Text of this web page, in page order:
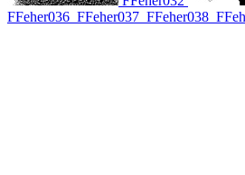
FFeher036 FFeher037 FFeher038